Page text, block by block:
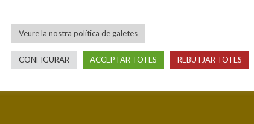
Veure la nostra política de galetes
CONFIGURAR ACCEPTAR TOTES REBUTJAR TOTES